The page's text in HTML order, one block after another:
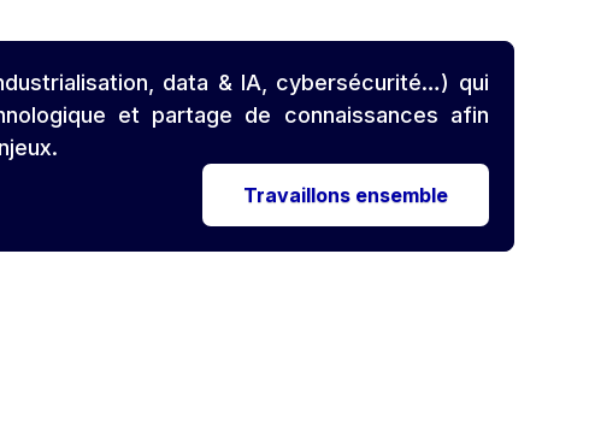
data & IA, cybersécurité…) qui
et partage de connaissances afin
Travaillons ensemble